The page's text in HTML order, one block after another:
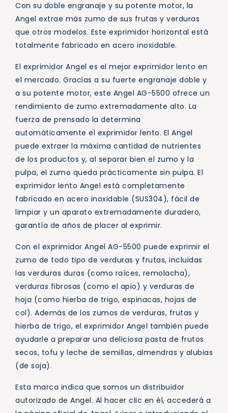
Con su doble engranaje y su potente motor, la
Angel extrae más zumo de sus frutas y verduras
que otros modelos. Este exprimidor horizontal está
totalmente fabricado en acero inoxidable.
El exprimidor Angel es el mejor exprimidor lento en
el mercado. Gracias a su fuerte engranaje doble y
a su potente motor, este Angel AG-5500 ofrece un
rendimiento de zumo extremadamente alto. La
fuerza de prensado la determina
automáticamente el exprimidor lento. El Angel
puede extraer la máxima cantidad de nutrientes
de los productos y, al separar bien el zumo y la
pulpa, el zumo queda prácticamente sin pulpa. El
exprimidor lento Angel está completamente
fabricado en acero inoxidable (SUS304), fácil de
limpiar y un aparato extremadamente duradero,
garantía de años de placer al exprimir.
Con el exprimidor Angel AG-5500 puede exprimir el
zumo de todo tipo de verduras y frutas, incluidas
las verduras duras (como raíces, remolacha),
verduras fibrosas (como el apio) y verduras de
hoja (como hierba de trigo, espinacas, hojas de
col). Además de los zumos de verduras, frutas y
hierba de trigo, el exprimidor Angel también puede
ayudarle a preparar una deliciosa pasta de frutos
secos, tofu y leche de semillas, almendras y alubias
(de soja).
Esta marca indica que somos un distribuidor
autorizado de Angel. Al hacer clic en él, accederá a